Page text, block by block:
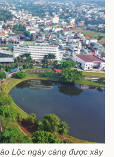
Lộc ngày càng được xây